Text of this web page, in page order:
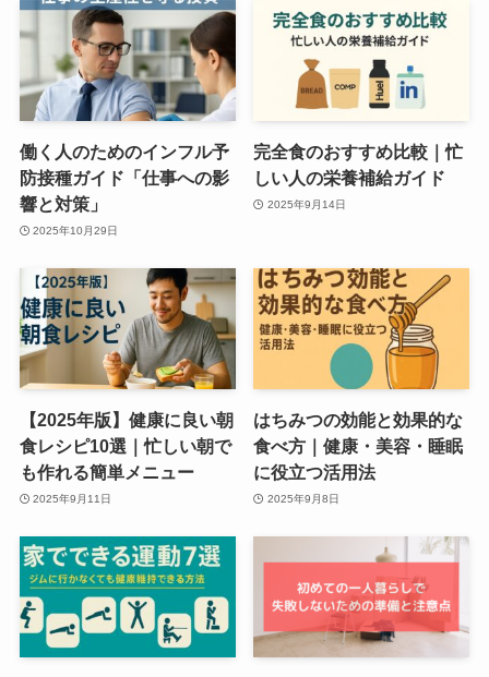
働く人のためのインフル予
防接種ガイド「仕事への影
響と対策」
2025年10月29日
完全食のおすすめ比較｜忙
しい人の栄養補給ガイド
2025年9月14日
【2025年版】健康に良い朝
食レシピ10選｜忙しい朝で
も作れる簡単メニュー
2025年9月11日
はちみつの効能と効果的な
食べ方｜健康・美容・睡眠
に役立つ活用法
2025年9月8日